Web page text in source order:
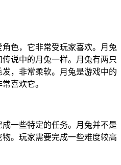
色，它非常受玩家喜欢。月兔
说中的月兔一样。月兔有两只
，非常柔软。月兔是游戏中的
喜欢它。
一些特定的任务。月兔并不是
。玩家需要完成一些难度较高